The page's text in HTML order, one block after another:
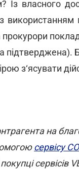
Із власного
з
прокурори
підтверджена).
з‘ясувати
на
сервісу
сервісів